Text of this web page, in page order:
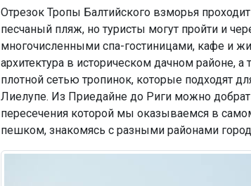
Отрезок Тропы Балтийского взморья
песчаный пляж, но туристы могут пройти и
многочисленными спа-гостиницами, кафе и
архитектура в историческом дачном
плотной сетью тропинок, которые подходят
Лиелупе. Из Приедайне до Риги можно
пересечения которой мы оказываемся в
пешком, знакомясь с разными районами